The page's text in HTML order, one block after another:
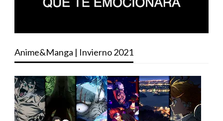
Anime&Manga | Invierno 2021